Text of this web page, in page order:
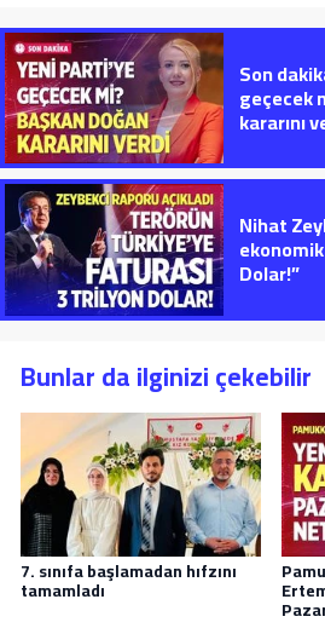
Son
geçecek
kararını
Nihat
Dolar!”
Bunlar da ilginizi çekebilir
7. sınıfa başlamadan hıfzını
tamamladı